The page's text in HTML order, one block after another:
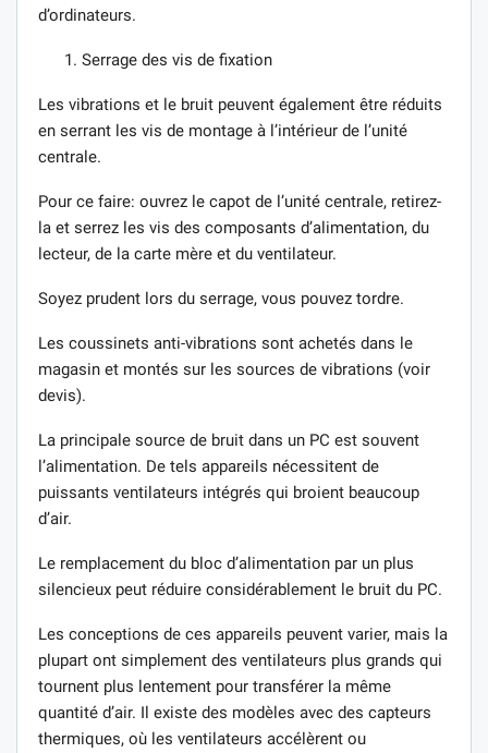
d’ordinateurs.
Serrage des vis de fixation
Les vibrations et le bruit peuvent également être réduits
en serrant les vis de montage à l’intérieur de l’unité
centrale.
Pour ce faire: ouvrez le capot de l’unité centrale, retirez-
la et serrez les vis des composants d’alimentation, du
lecteur, de la carte mère et du ventilateur.
Soyez prudent lors du serrage, vous pouvez tordre.
Les coussinets anti-vibrations sont achetés dans le
magasin et montés sur les sources de vibrations (voir
devis).
La principale source de bruit dans un PC est souvent
l’alimentation. De tels appareils nécessitent de
puissants ventilateurs intégrés qui broient beaucoup
d’air.
Le remplacement du bloc d’alimentation par un plus
silencieux peut réduire considérablement le bruit du PC.
Les conceptions de ces appareils peuvent varier, mais la
plupart ont simplement des ventilateurs plus grands qui
tournent plus lentement pour transférer la même
quantité d’air. Il existe des modèles avec des capteurs
thermiques, où les ventilateurs accélèrent ou